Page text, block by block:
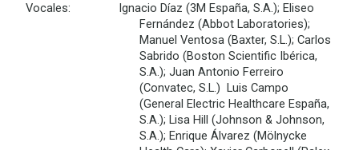
Vocales: Ignacio Díaz (3M España, S.A.); Eliseo
Fernández (Abbot Laboratories);
Manuel Ventosa (Baxter, S.L.); Carlos
Sabrido (Boston Scientific Ibérica,
S.A.); Juan Antonio Ferreiro
(Convatec, S.L.) Luis Campo
(General Electric Healthcare España,
S.A.); Lisa Hill (Johnson & Johnson,
S.A.); Enrique Álvarez (Mölnycke